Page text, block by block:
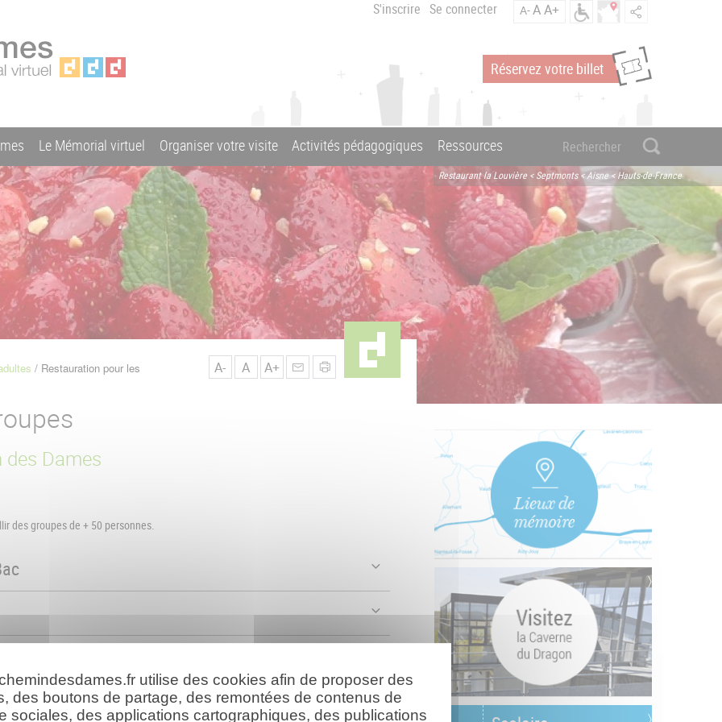
S'inscrire Se connecter A-AA+
Réservez votre billet
Le Mémorial virtuel Organiser votre visite Activités pédagogiques Ressources
Restaurant la Louvière < Septmonts < Aisne < Hauts-de-France
Restauration pour les
A- A A+
des Dames
des groupes de + 50 personnes.
utilise des cookies afin de proposer des
des boutons de partage, des remontées de contenus de
sociales, des applications cartographiques, des publications